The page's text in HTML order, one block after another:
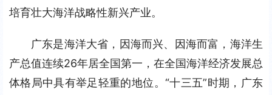
培育壮大海洋战略性新兴产业。
广东是海洋大省，因海而兴、因海而富，海洋生
产总值连续26年居全国第一，在全国海洋经济发展总
体格局中具有举足轻重的地位。“十三五”时期，广东